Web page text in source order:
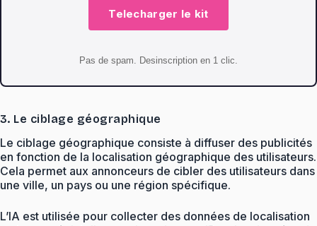
Telecharger le kit
Pas de spam. Desinscription en 1 clic.
3. Le ciblage géographique
Le ciblage géographique consiste à diffuser des publicités
en fonction de la localisation géographique des utilisateurs.
Cela permet aux annonceurs de cibler des utilisateurs dans
une ville, un pays ou une région spécifique.
L’IA est utilisée pour collecter des données de localisation